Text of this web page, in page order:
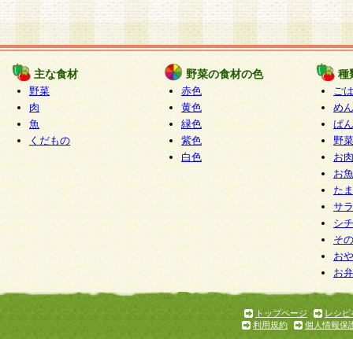
主な食材
野菜
肉
魚
くだもの
野菜の食材の色
赤色
黄色
緑色
紫色
白色
種
ご
めん
ぱん
野
お
お
た
サ
シ
そ
お
お
トップページ
レシピ
利用規約
個人情報保